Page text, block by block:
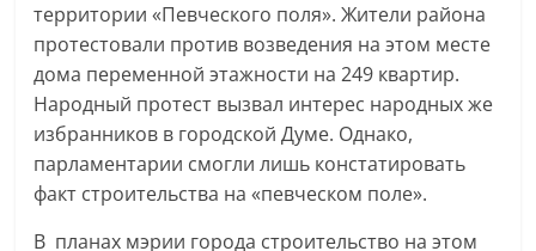
территории «Певческого поля». Жители района
протестовали против возведения на этом месте
дома переменной этажности на 249 квартир.
Народный протест вызвал интерес народных же
избранников в городской Думе. Однако,
парламентарии смогли лишь констатировать
факт строительства на «певческом поле».
В планах мэрии города строительство на этом